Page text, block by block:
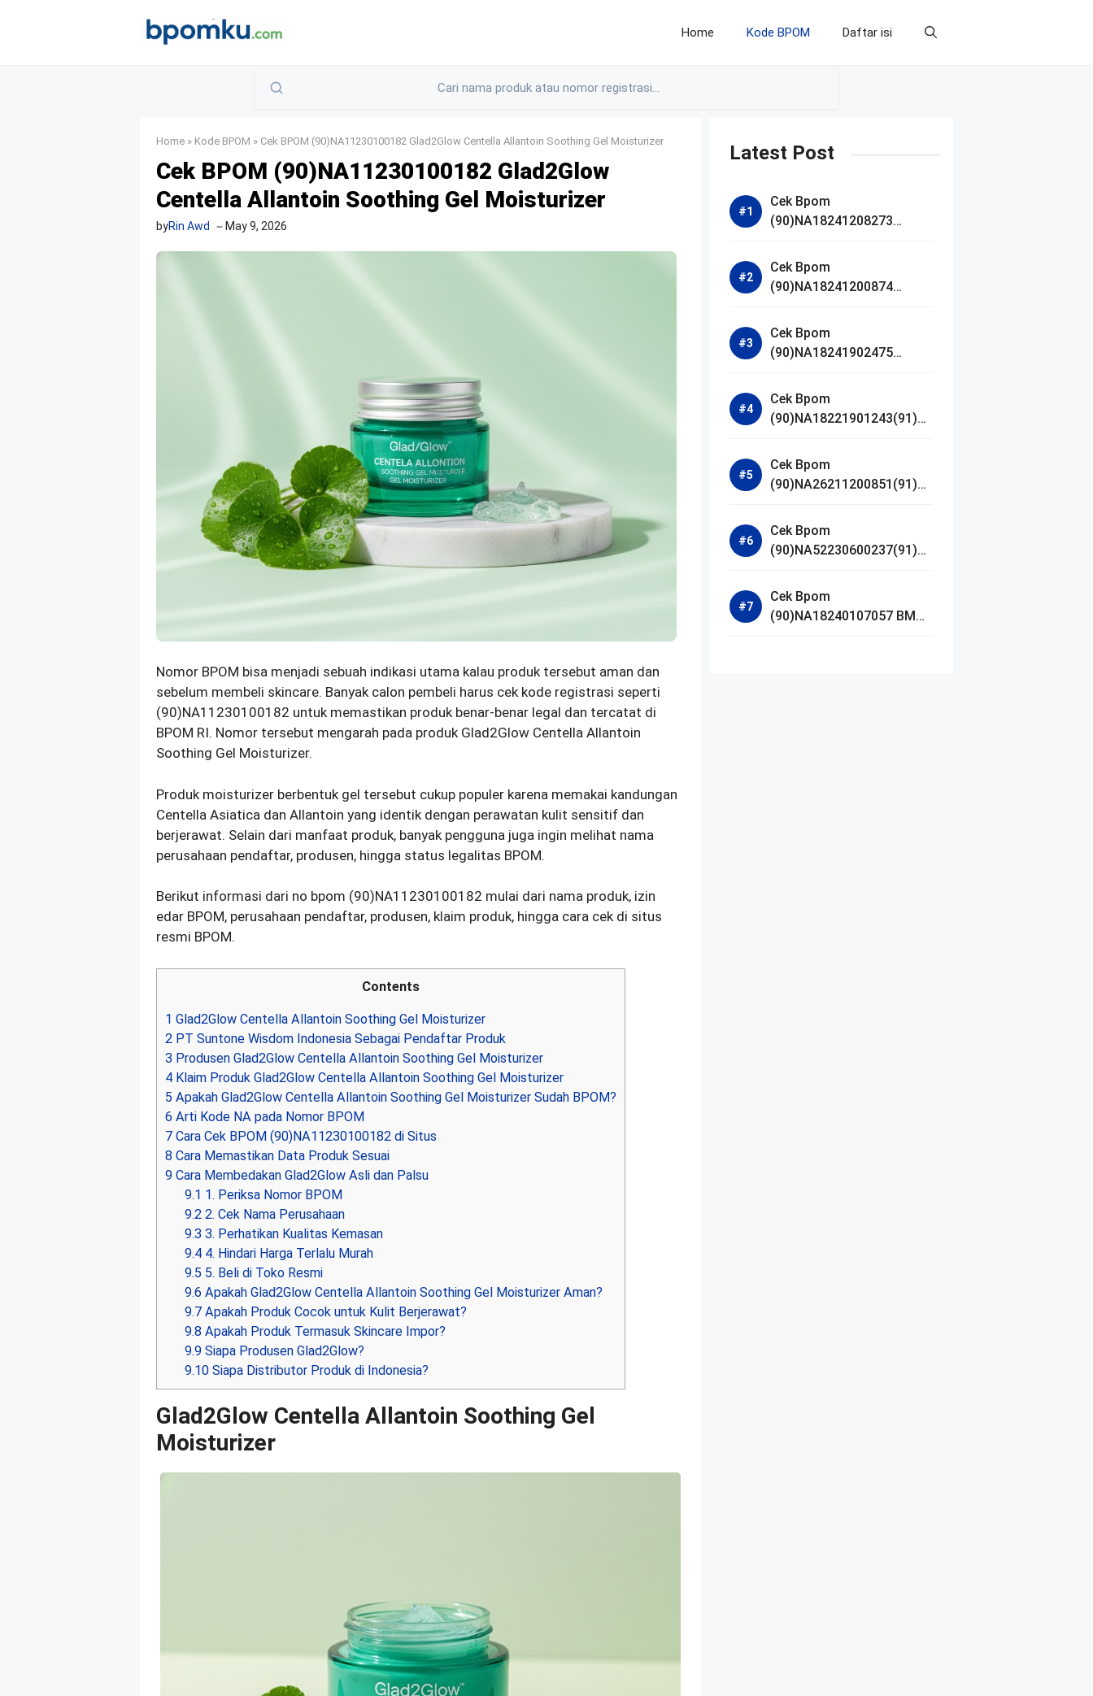
Home Kode BPOM Daftar isi
Home » Kode BPOM » Cek BPOM (90)NA11230100182 Glad2Glow Centella Allantoin Soothing Gel Moisturizer
Cek BPOM (90)NA11230100182 Glad2Glow
Centella Allantoin Soothing Gel Moisturizer
byRin Awd May 9, 2026
Nomor BPOM bisa menjadi sebuah indikasi utama kalau produk tersebut aman dan
sebelum membeli skincare. Banyak calon pembeli harus cek kode registrasi seperti
(90)NA11230100182 untuk memastikan produk benar-benar legal dan tercatat di
BPOM RI. Nomor tersebut mengarah pada produk Glad2Glow Centella Allantoin
Soothing Gel Moisturizer.
Produk moisturizer berbentuk gel tersebut cukup populer karena memakai kandungan
Centella Asiatica dan Allantoin yang identik dengan perawatan kulit sensitif dan
berjerawat. Selain dari manfaat produk, banyak pengguna juga ingin melihat nama
perusahaan pendaftar, produsen, hingga status legalitas BPOM.
Berikut informasi dari no bpom (90)NA11230100182 mulai dari nama produk, izin
edar BPOM, perusahaan pendaftar, produsen, klaim produk, hingga cara cek di situs
resmi BPOM.
Contents
1 Glad2Glow Centella Allantoin Soothing Gel Moisturizer
2 PT Suntone Wisdom Indonesia Sebagai Pendaftar Produk
3 Produsen Glad2Glow Centella Allantoin Soothing Gel Moisturizer
4 Klaim Produk Glad2Glow Centella Allantoin Soothing Gel Moisturizer
5 Apakah Glad2Glow Centella Allantoin Soothing Gel Moisturizer Sudah BPOM?
6 Arti Kode NA pada Nomor BPOM
7 Cara Cek BPOM (90)NA11230100182 di Situs
8 Cara Memastikan Data Produk Sesuai
9 Cara Membedakan Glad2Glow Asli dan Palsu
9.1 1. Periksa Nomor BPOM
9.2 2. Cek Nama Perusahaan
9.3 3. Perhatikan Kualitas Kemasan
9.4 4. Hindari Harga Terlalu Murah
9.5 5. Beli di Toko Resmi
9.6 Apakah Glad2Glow Centella Allantoin Soothing Gel Moisturizer Aman?
9.7 Apakah Produk Cocok untuk Kulit Berjerawat?
9.8 Apakah Produk Termasuk Skincare Impor?
9.9 Siapa Produsen Glad2Glow?
9.10 Siapa Distributor Produk di Indonesia?
Glad2Glow Centella Allantoin Soothing Gel
Moisturizer
Latest Post
Cek Bpom
(90)NA18241208273
Bright Radiance Face
Wash
Cek Bpom
(90)NA18241200874
Acne Calm Micellar Water
Cek Bpom
(90)NA18241902475
Cek Bpom
(90)NA18221901243(91)25
Serum
Cek Bpom
(90)NA26211200851(91)24
Madagascar Centella
Ampoule Foam
Cek Bpom
(90)NA52230600237(91)09
De Parfum
Cek Bpom
(90)NA18240107057 BMG